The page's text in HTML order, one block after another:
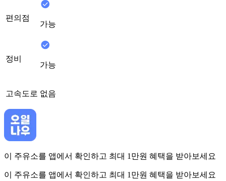
편의점
가능
정비
가능
고속도로 없음
이 주유소를 앱에서 확인하고 최대 1만원 혜택을 받아보세요
이 주유소를 앱에서 확인하고 최대 1만원 혜택을 받아보세요